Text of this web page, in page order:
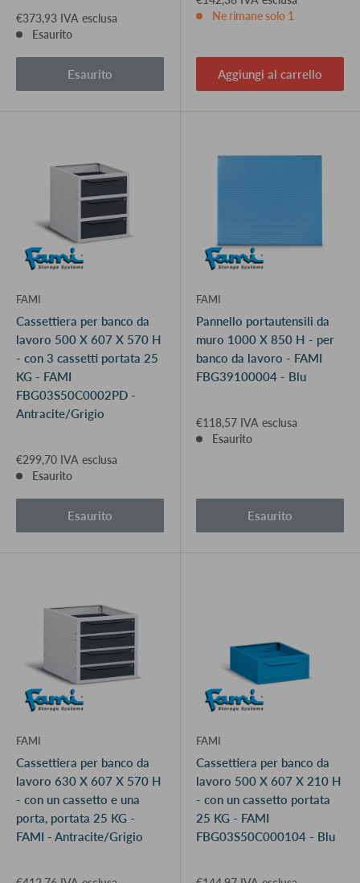
€373,93 IVA esclusa
Esaurito
Esaurito
Ne rimane solo 1
Aggiungi al carrello
FAMI
Cassettiera per banco da
lavoro 500 X 607 X 570 H
- con 3 cassetti portata 25
KG - FAMI
FBG03S50C0002PD -
Antracite/Grigio
€299,70 IVA esclusa
Esaurito
Esaurito
FAMI
Pannello portautensili da
muro 1000 X 850 H - per
banco da lavoro - FAMI
FBG39100004 - Blu
€118,57 IVA esclusa
Esaurito
Esaurito
FAMI
Cassettiera per banco da
lavoro 630 X 607 X 570 H
- con un cassetto e una
porta, portata 25 KG -
FAMI - Antracite/Grigio
FAMI
Cassettiera per banco da
lavoro 500 X 607 X 210 H
- con un cassetto portata
25 KG - FAMI
FBG03S50C000104 - Blu